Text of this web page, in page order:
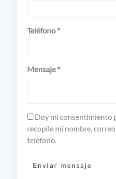
Teléfono *
Mensaje *
Doy mi consentimiento
recopile mi nombre,
teléfono.
Enviar mensaje